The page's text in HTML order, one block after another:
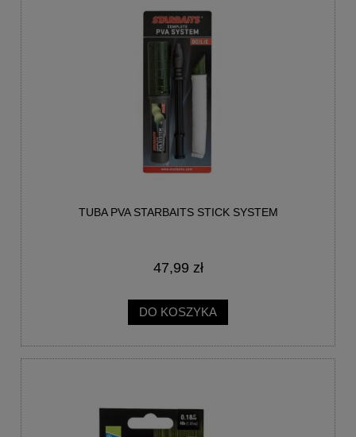
TUBA PVA STARBAITS STICK SYSTEM
47,99 zł
DO KOSZYKA